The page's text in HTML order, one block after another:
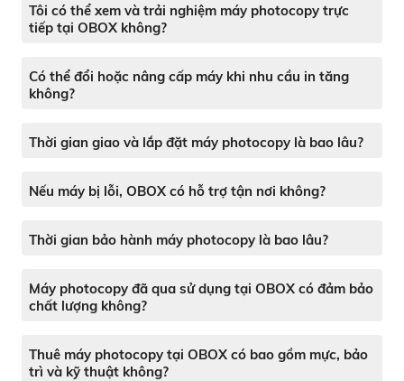
Tôi có thể xem và trải nghiệm máy photocopy trực
tiếp tại OBOX không?
Có thể đổi hoặc nâng cấp máy khi nhu cầu in tăng
không?
Thời gian giao và lắp đặt máy photocopy là bao lâu?
Nếu máy bị lỗi, OBOX có hỗ trợ tận nơi không?
Thời gian bảo hành máy photocopy là bao lâu?
Máy photocopy đã qua sử dụng tại OBOX có đảm bảo
chất lượng không?
Thuê máy photocopy tại OBOX có bao gồm mực, bảo
trì và kỹ thuật không?